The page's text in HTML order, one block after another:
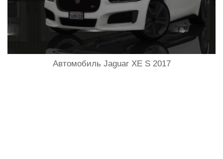
Автомобиль Jaguar XE S 2017